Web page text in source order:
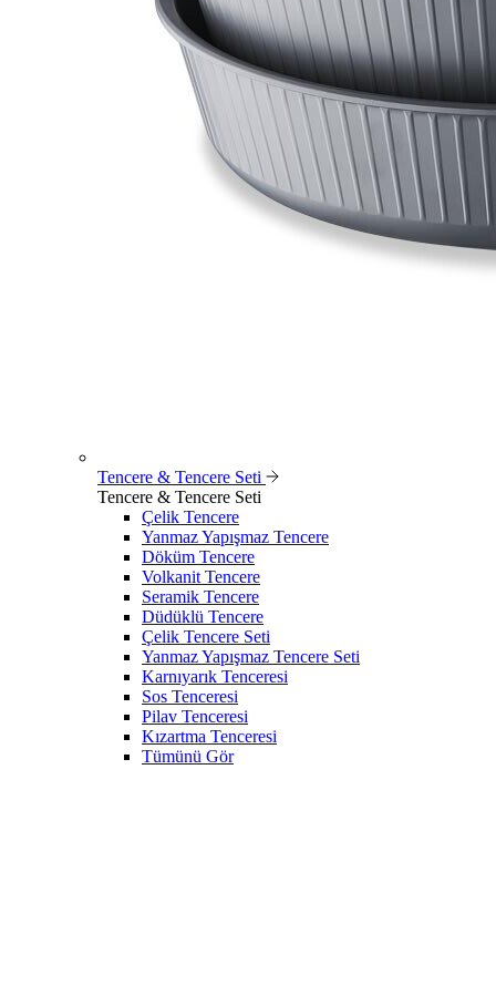
Tencere & Tencere Seti
Tencere & Tencere Seti
Çelik Tencere
Yanmaz Yapışmaz Tencere
Döküm Tencere
Volkanit Tencere
Seramik Tencere
Düdüklü Tencere
Çelik Tencere Seti
Yanmaz Yapışmaz Tencere Seti
Karnıyarık Tenceresi
Sos Tenceresi
Pilav Tenceresi
Kızartma Tenceresi
Tümünü Gör